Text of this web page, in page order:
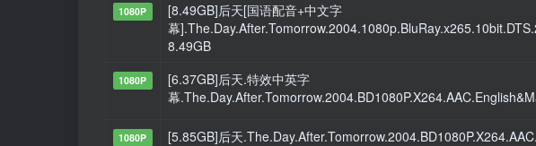
1080P
[8.49GB]后天[国语配音+中文字
幕
8.49GB
1080P
[6.37GB]后天.特效中英字
幕
1080P
[5.85GB]后天